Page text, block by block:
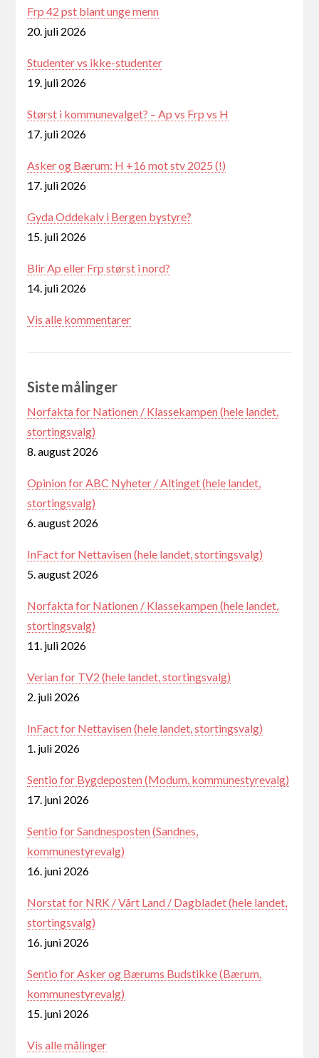
Frp 42 pst blant unge menn
20. juli 2026
Studenter vs ikke-studenter
19. juli 2026
Størst i kommunevalget? – Ap vs Frp vs H
17. juli 2026
Asker og Bærum: H +16 mot stv 2025 (!)
17. juli 2026
Gyda Oddekalv i Bergen bystyre?
15. juli 2026
Blir Ap eller Frp størst i nord?
14. juli 2026
Vis alle kommentarer
Siste målinger
Norfakta for Nationen / Klassekampen (hele landet,
stortingsvalg)
8. august 2026
Opinion for ABC Nyheter / Altinget (hele landet,
stortingsvalg)
6. august 2026
InFact for Nettavisen (hele landet, stortingsvalg)
5. august 2026
Norfakta for Nationen / Klassekampen (hele landet,
stortingsvalg)
11. juli 2026
Verian for TV2 (hele landet, stortingsvalg)
2. juli 2026
InFact for Nettavisen (hele landet, stortingsvalg)
1. juli 2026
Sentio for Bygdeposten (Modum, kommunestyrevalg)
17. juni 2026
Sentio for Sandnesposten (Sandnes,
kommunestyrevalg)
16. juni 2026
Norstat for NRK / Vårt Land / Dagbladet (hele landet,
stortingsvalg)
16. juni 2026
Sentio for Asker og Bærums Budstikke (Bærum,
kommunestyrevalg)
15. juni 2026
Vis alle målinger